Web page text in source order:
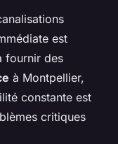
est
fournir des
à Montpellier,
constante est
critiques